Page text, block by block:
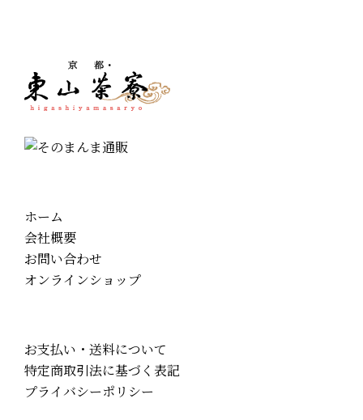
ホーム
会社概要
お問い合わせ
オンラインショップ
お支払い・送料について
特定商取引法に基づく表記
プライバシーポリシー